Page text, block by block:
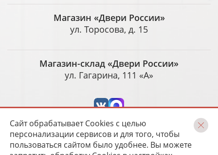
Сайт обрабатывает Cookies с целью
персонализации сервисов и для того, чтобы
пользоваться сайтом было удобнее. Вы можете
Магазин «Двери России»
ул. Торосова, д. 15
Магазин-склад «Двери России»
ул. Гагарина, 111 «А»